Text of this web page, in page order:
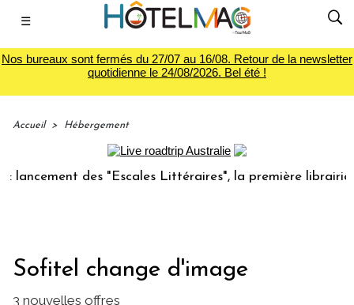
☰
Nos bureaux sont fermés du 27/07 au 16/08. Retour de la newsletter
quotidienne le 24/08/2026. Bel été !
Accueil > Hébergement
des "Escales Littéraires", la première librairie du
Sofitel change d'image
3 nouvelles offres